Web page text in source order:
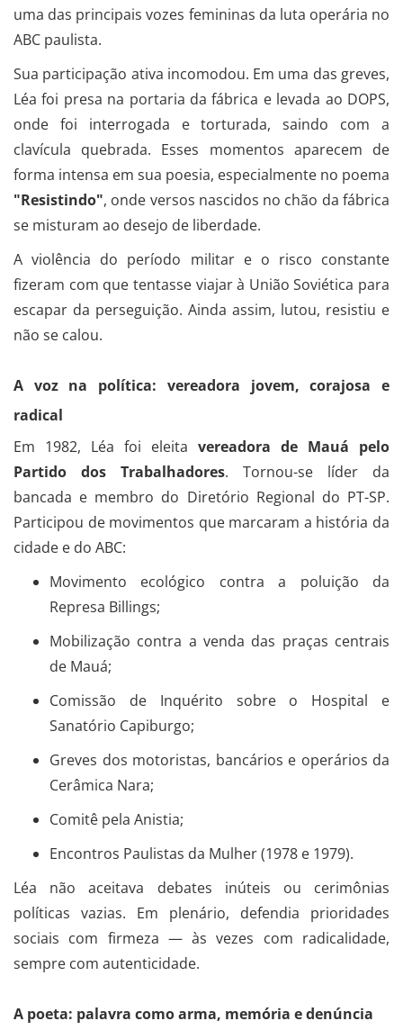
uma das principais vozes femininas da luta operária no
ABC paulista.
Sua participação ativa incomodou. Em uma das greves,
Léa foi presa na portaria da fábrica e levada ao DOPS,
onde foi interrogada e torturada, saindo com a
clavícula quebrada. Esses momentos aparecem de
forma intensa em sua poesia, especialmente no poema
"Resistindo", onde versos nascidos no chão da fábrica
se misturam ao desejo de liberdade.
A violência do período militar e o risco constante
fizeram com que tentasse viajar à União Soviética para
escapar da perseguição. Ainda assim, lutou, resistiu e
não se calou.
A voz na política: vereadora jovem, corajosa e
radical
Em 1982, Léa foi eleita vereadora de Mauá pelo
Partido dos Trabalhadores. Tornou-se líder da
bancada e membro do Diretório Regional do PT-SP.
Participou de movimentos que marcaram a história da
cidade e do ABC:
Movimento ecológico contra a poluição da
Represa Billings;
Mobilização contra a venda das praças centrais
de Mauá;
Comissão de Inquérito sobre o Hospital e
Sanatório Capiburgo;
Greves dos motoristas, bancários e operários da
Cerâmica Nara;
Comitê pela Anistia;
Encontros Paulistas da Mulher (1978 e 1979).
Léa não aceitava debates inúteis ou cerimônias
políticas vazias. Em plenário, defendia prioridades
sociais com firmeza — às vezes com radicalidade,
sempre com autenticidade.
A poeta: palavra como arma, memória e denúncia